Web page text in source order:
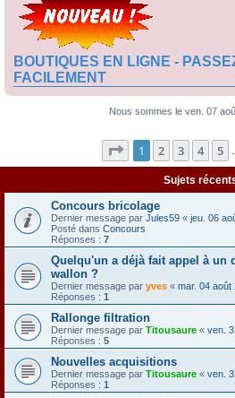
BOUTIQUES EN LIGNE -
FACILEMENT
Nous sommes le ven. 07
Page 1sur1248
1 2 3 4 5
Sujets
Concours bricolage
Dernier message par Jules59 « jeu. 06
Posté dans Concours
Réponses : 7
Quelqu'un a déjà fait appel à un
wallon ?
Dernier message par yves « mar. 04 août
Réponses : 1
Rallonge filtration
Dernier message par Titousaure « ven.
Réponses : 5
Nouvelles acquisitions
Dernier message par Titousaure « ven.
Réponses : 1